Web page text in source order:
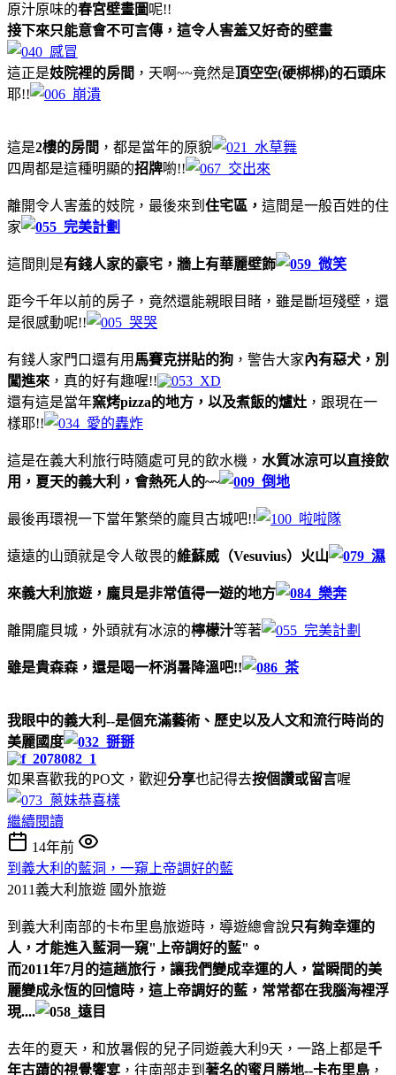
原汁原味的春宮壁畫圖 呢!!
接下來只能意會不可言傳，這令人害羞又好奇的壁畫
這正是妓院裡的房間 ，天啊~~竟然是頂空空(硬梆梆)的石頭床
耶!!
這是2樓的房間 ，都是當年的原貌
四周都是這種明顯的招牌喲!!
離開令人害羞的妓院，最後來到 住宅區， 這間是一般百姓的住
家
這間則是有錢人家的豪宅，牆上有華麗壁飾
距今千年以前的房子，竟然還能親眼目睹，雖是斷垣殘壁，還
是很感動呢!!
有錢人家門口還有用 馬賽克拼貼的狗 ，警告大家內有惡犬，別
闖進來 ，真的好有趣喔!!
還有這是當年窯烤pizza的地方，以及煮飯的爐灶 ，跟現在一
樣耶!!
這是在義大利旅行時隨處可見的飲水機， 水質冰涼可以直接飲
用，夏天的義大利，會熱死人的~~
最後再環視一下當年繁榮的龐貝古城吧!!
遠遠的山頭就是令人敬畏的維蘇威（Vesuvius）火山
來義大利旅遊，龐貝是非常值得一遊的地方
離開龐貝城，外頭就有冰涼的檸檬汁等著
雖是貴森森，還是喝一杯消暑降溫吧!!
我眼中的義大利--是個充滿藝術、歷史以及人文和流行時尚的
美麗國度
如果喜歡我的PO文，歡迎分享也記得去按個讚或留言喔
繼續閱讀
14年前
到義大利的藍洞，一窺上帝調好的藍
2011義大利旅遊 國外旅遊
到義大利南部的卡布里島旅遊時，導遊總會說只有夠幸運的
人，才能進入藍洞一窺"上帝調好的藍"。
而2011年7月的這趟旅行，讓我們變成幸運的人，當瞬間的美
麗變成永恆的回憶時，這上帝調好的藍，常常都在我腦海裡浮
現....
去年的夏天，和放暑假的兒子同遊義大利9天，一路上都是千
年古蹟的視覺饗宴 ，往南部走到 著名的蜜月勝地--卡布里島 ，